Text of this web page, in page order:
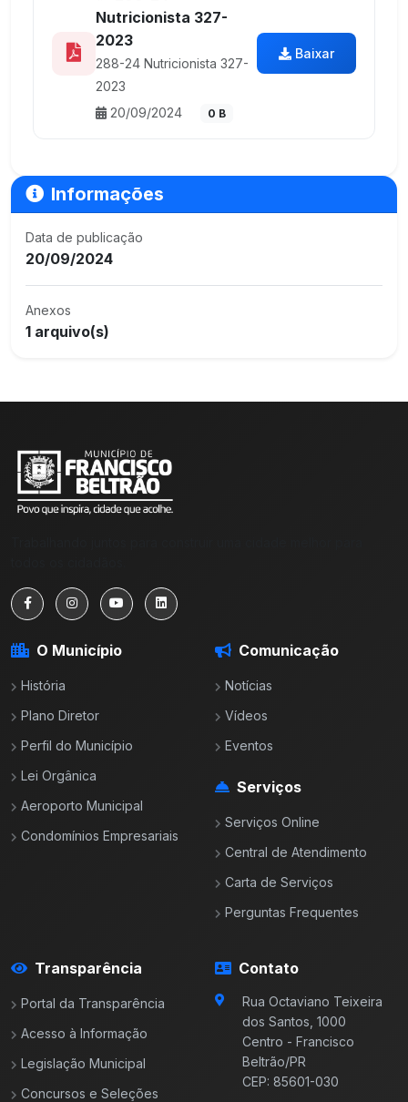
Nutricionista 327-
2023
288-24 Nutricionista 327-
2023
20/09/2024
0 B
Baixar
Informações
Data de publicação
20/09/2024
Anexos
1 arquivo(s)
O Município
História
Plano Diretor
Perfil do Município
Lei Orgânica
Aeroporto Municipal
Condomínios Empresariais
Comunicação
Notícias
Vídeos
Eventos
Serviços
Serviços Online
Central de Atendimento
Carta de Serviços
Perguntas Frequentes
Transparência
Portal da Transparência
Acesso à Informação
Legislação Municipal
Concursos e Seleções
Contato
Rua Octaviano Teixeira
dos Santos, 1000
Centro - Francisco
Beltrão/PR
CEP: 85601-030